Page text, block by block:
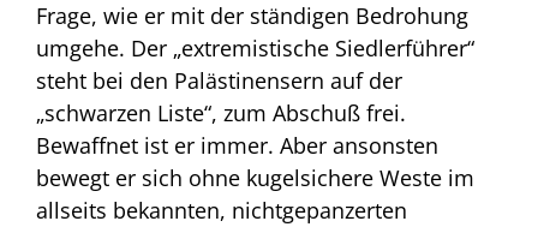
Frage, wie er mit der ständigen Bedrohung
umgehe. Der „extremistische Siedlerführer“
steht bei den Palästinensern auf der
„schwarzen Liste“, zum Abschuß frei.
Bewaffnet ist er immer. Aber ansonsten
bewegt er sich ohne kugelsichere Weste im
allseits bekannten, nichtgepanzerten